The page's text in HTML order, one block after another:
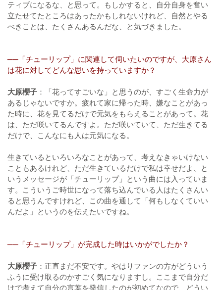
ティブになるな、と思って。もしかすると、自分自身を奮い
立たせてたところはあったかもしれないけれど、自然とやる
べきことは、たくさんあるんだな、と気づきました。
──「チューリップ」に関連して伺いたいのですが、大原さん
は花に対してどんな思いを持っていますか？
大原櫻子 ：「花ってすごいな」と思うのが、すごく生命力が
あるじゃないですか。疲れて家に帰った時、嫌なことがあっ
た時に、花を見てるだけで元気をもらえることがあって。花
は、ただ咲いてるんですよ。ただ咲いていて、ただ生きてる
だけで、こんなにも人は元気になる。
生きているといろいろなことがあって、考えなきゃいけない
こともあるけれど、ただ生きているだけで私は幸せだよ、と
いうメッセージが「チューリップ」という曲には入っていま
す。こういうご時世になって落ち込んでいる人はたくさんい
ると思うんですけれど、この曲を通して「何もしなくていい
んだよ」というのを伝えたいですね。
──「チューリップ」が完成した時はいかがでしたか？
大原櫻子 ：正直まだ不安です。やはりファンの方がどういう
ふうに受け取るのかすごく気になりますし。ここまで自分だ
けで考えて自分の言葉を発信したのが初めてなので、どうい